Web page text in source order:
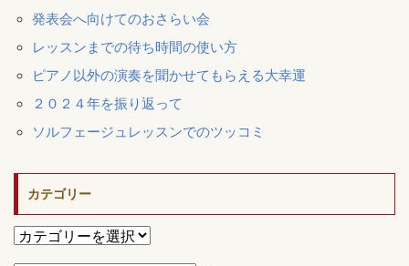
発表会へ向けてのおさらい会
レッスンまでの待ち時間の使い方
ピアノ以外の演奏を聞かせてもらえる大幸運
２０２４年を振り返って
ソルフェージュレッスンでのツッコミ
カテゴリー